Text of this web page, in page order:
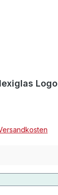
Logo